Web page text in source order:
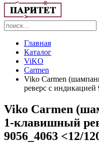
Главная
Каталог
ViKO
Carmen
Viko Carmen
реверс с
Viko Carmen
1-клавишный
9056_4063 <12/